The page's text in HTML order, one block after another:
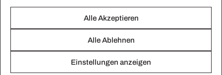
Alle Akzeptieren
Alle Ablehnen
Einstellungen anzeigen